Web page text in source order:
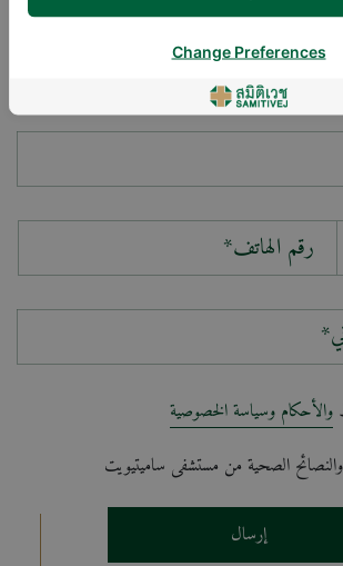
والأحكام وسياسة الخصوصية
الصحية من مستشفى ساميتيويت
إرسال
Change Preferences